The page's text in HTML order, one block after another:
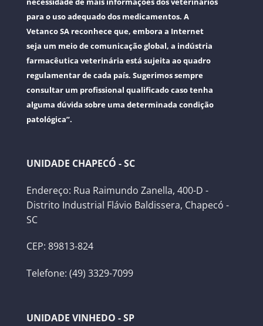
para o uso adequado dos medicamentos. A
Vetanco SA reconhece que, embora a Internet
seja um meio de comunicação global, a indústria
farmacêutica veterinária está sujeita ao quadro
regulamentar de cada país. Sugerimos sempre
consultar um profissional qualificado caso tenha
alguma dúvida sobre uma determinada condição
patológica”.
UNIDADE CHAPECÓ - SC
Endereço: Rua Raimundo Zanella, 400-D -
Distrito Industrial Flávio Baldissera, Chapecó -
SC
CEP: 89813-824
Telefone: (49) 3329-7099
UNIDADE VINHEDO - SP